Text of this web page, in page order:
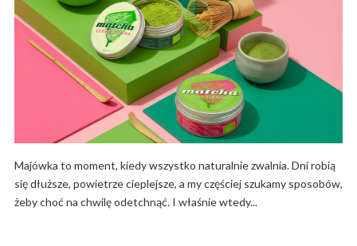
Majówka to moment, kiedy wszystko naturalnie zwalnia. Dni robią
się dłuższe, powietrze cieplejsze, a my częściej szukamy sposobów,
żeby choć na chwilę odetchnąć. I właśnie wtedy...